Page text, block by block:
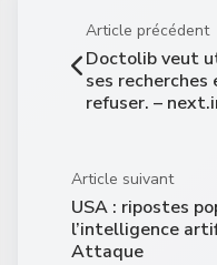
Article précédent
Doctolib veut
ses recherches
refuser. –
Article suivant
USA : ripostes
l’intelligence
Attaque